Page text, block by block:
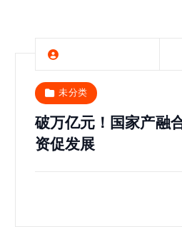
未分类
破万亿元！国家产融
资促发展